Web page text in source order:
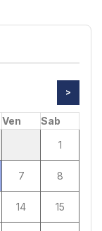
>
Ven
Sab
1
7 8
14 15